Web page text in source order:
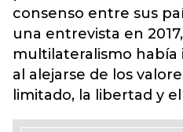
consenso entre sus
una entrevista en
multilateralismo había
al alejarse de los
limitado, la libertad y